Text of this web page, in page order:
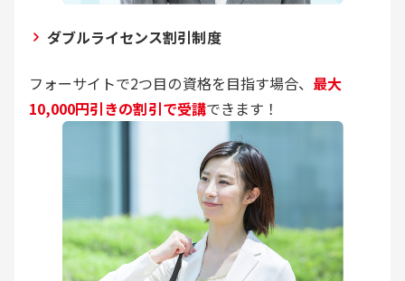
ダブルライセンス割引制度
フォーサイトで2つ目の資格を目指す場合、 最大
10,000円引きの割引で受講できます！